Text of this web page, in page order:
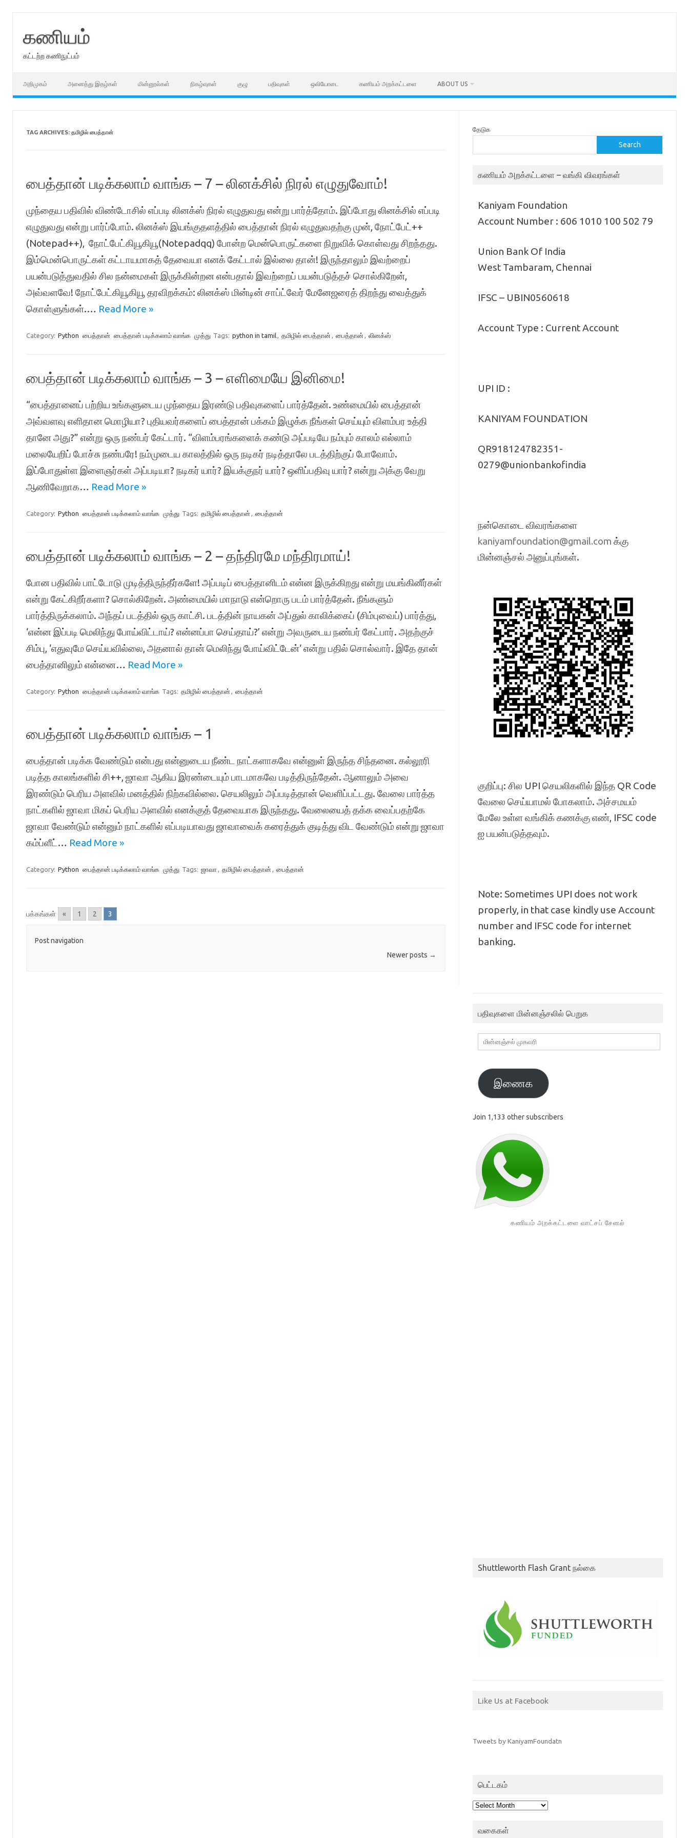
கணியம்
கட்டற்ற கணிநுட்பம்
அறிமுகம் அனைத்து இதழ்கள் மின்னூல்கள் நிகழ்வுகள் குழு பதிவுகள் ஒலியோடை கணியம் அறக்கட்டளை ABOUT US
TAG ARCHIVES: தமிழில் பைத்தான்
பைத்தான் படிக்கலாம் வாங்க – 7 – லினக்சில் நிரல் எழுதுவோம்!
முந்தைய பதிவில் விண்டோசில் எப்படி லினக்ஸ் நிரல் எழுதுவது என்று பார்த்தோம். இப்போது லினக்சில் எப்படி
எழுதுவது என்று பார்ப்போம். லினக்ஸ் இயங்குதளத்தில் பைத்தான் நிரல் எழுதுவதற்கு முன், நோட்பேட்++
(Notepad++), நோட்பேட்கியூகியூ(Notepadqq) போன்ற மென்பொருட்களை நிறுவிக் கொள்வது சிறந்தது.
இம்மென்பொருட்கள் கட்டாயமாகத் தேவையா எனக் கேட்டால் இல்லை தான்! இருந்தாலும் இவற்றைப்
பயன்படுத்துவதில் சில நன்மைகள் இருக்கின்றன என்பதால் இவற்றைப் பயன்படுத்தச் சொல்கிறேன்,
அவ்வளவே! நோட்பேட்கியூகியூ தரவிறக்கம்: லினக்ஸ் மின்டின் சாப்ட்வேர் மேனேஜரைத் திறந்து வைத்துக்
கொள்ளுங்கள்.… Read More »
Category: Python பைத்தான் பைத்தான் படிக்கலாம் வாங்க முத்து Tags: python in tamil, தமிழில் பைத்தான் , பைத்தான் , லினக்ஸ்
பைத்தான் படிக்கலாம் வாங்க – 3 – எளிமையே இனிமை!
“பைத்தானைப் பற்றிய உங்களுடைய முந்தைய இரண்டு பதிவுகளைப் பார்த்தேன். உண்மையில் பைத்தான்
அவ்வளவு எளிதான மொழியா? புதியவர்களைப் பைத்தான் பக்கம் இழுக்க நீங்கள் செய்யும் விளம்பர உத்தி
தானே அது?” என்று ஒரு நண்பர் கேட்டார். “விளம்பரங்களைக் கண்டு அப்படியே நம்பும் காலம் எல்லாம்
மலையேறிப் போச்சு நண்பரே! நம்முடைய காலத்தில் ஒரு நடிகர் நடித்தாலே படத்திற்குப் போவோம்.
இப்போதுள்ள இளைஞர்கள் அப்படியா? நடிகர் யார்? இயக்குநர் யார்? ஒளிப்பதிவு யார்? என்று அக்கு வேறு
ஆணிவேறாக… Read More »
Category: Python பைத்தான் படிக்கலாம் வாங்க முத்து Tags: தமிழில் பைத்தான் , பைத்தான்
பைத்தான் படிக்கலாம் வாங்க – 2 – தந்திரமே மந்திரமாய்!
போன பதிவில் பாட்டோடு முடித்திருந்தீர்களே! அப்படிப் பைத்தானிடம் என்ன இருக்கிறது என்று மயங்கினீர்கள்
என்று கேட்கிறீர்களா? சொல்கிறேன். அண்மையில் மாநாடு என்றொரு படம் பார்த்தேன். நீங்களும்
பார்த்திருக்கலாம். அந்தப் படத்தில் ஒரு காட்சி. படத்தின் நாயகன் அப்துல் காலிக்கைப் (சிம்புவைப்) பார்த்து,
‘என்ன இப்படி மெலிந்து போய்விட்டாய்? என்னப்பா செய்தாய்?’ என்று அவருடைய நண்பர் கேட்பார். அதற்குச்
சிம்பு, ‘எதுவுமே செய்யவில்லை, அதனால் தான் மெலிந்து போய்விட்டேன்‘ என்று பதில் சொல்வார். இதே தான்
பைத்தானிலும் என்னை… Read More »
Category: Python பைத்தான் படிக்கலாம் வாங்க Tags: தமிழில் பைத்தான் , பைத்தான்
பைத்தான் படிக்கலாம் வாங்க – 1
பைத்தான் படிக்க வேண்டும் என்பது என்னுடைய நீண்ட நாட்களாகவே என்னுள் இருந்த சிந்தனை. கல்லூரி
படித்த காலங்களில் சி++, ஜாவா ஆகிய இரண்டையும் பாடமாகவே படித்திருந்தேன். ஆனாலும் அவை
இரண்டும் பெரிய அளவில் மனத்தில் நிற்கவில்லை. செயலிலும் அப்படித்தான் வெளிப்பட்டது. வேலை பார்த்த
நாட்களில் ஜாவா மிகப் பெரிய அளவில் எனக்குத் தேவையாக இருந்தது. வேலையைத் தக்க வைப்பதற்கே
ஜாவா வேண்டும் என்னும் நாட்களில் எப்படியாவது ஜாவாவைக் கரைத்துக் குடித்து விட வேண்டும் என்று ஜாவா
கம்ப்ளீட்… Read More »
Category: Python பைத்தான் படிக்கலாம் வாங்க முத்து Tags: ஜாவா , தமிழில் பைத்தான் , பைத்தான்
பக்கங்கள் « 1 2 3
Post navigation
Newer posts →
தேடுக
Search
கணியம் அறக்கட்டளை – வங்கி விவரங்கள்
Kaniyam Foundation
Account Number : 606 1010 100 502 79
Union Bank Of India
West Tambaram, Chennai
IFSC – UBIN0560618
Account Type : Current Account
UPI ID :
KANIYAM FOUNDATION
QR918124782351-
0279@unionbankofindia
நன்கொடை விவரங்களை
kaniyamfoundation@gmail.com க்கு
மின்னஞ்சல் அனுப்புங்கள்.
குறிப்பு: சில UPI செயலிகளில் இந்த QR Code
வேலை செய்யாமல் போகலாம். அச்சமயம்
மேலே உள்ள வங்கிக் கணக்கு எண், IFSC code
ஐ பயன்படுத்தவும்.
Note: Sometimes UPI does not work
properly, in that case kindly use Account
number and IFSC code for internet
banking.
பதிவுகளை மின்னஞ்சலில் பெறுக
மின்னஞ்சல்
முகவரி
இணைக
Join 1,133 other subscribers
கணியம் அறக்கட்டளை வாட்சப் சேனல்
Shuttleworth Flash Grant நல்கை
Like Us at Facebook
Tweets by KaniyamFoundatn
பெட்டகம்
பெட்டகம்
வகைகள்